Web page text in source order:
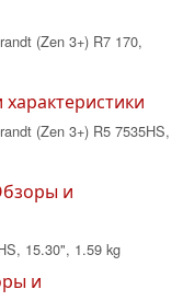
(Zen 3+) R7 170,
(Zen 3+) R5 7535HS,
и
15.30", 1.59 kg
и